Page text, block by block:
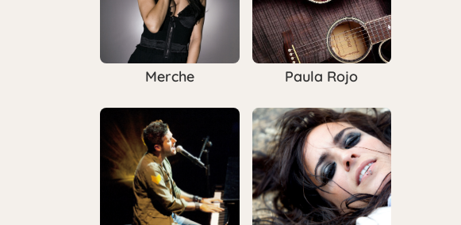
Merche Paula Rojo